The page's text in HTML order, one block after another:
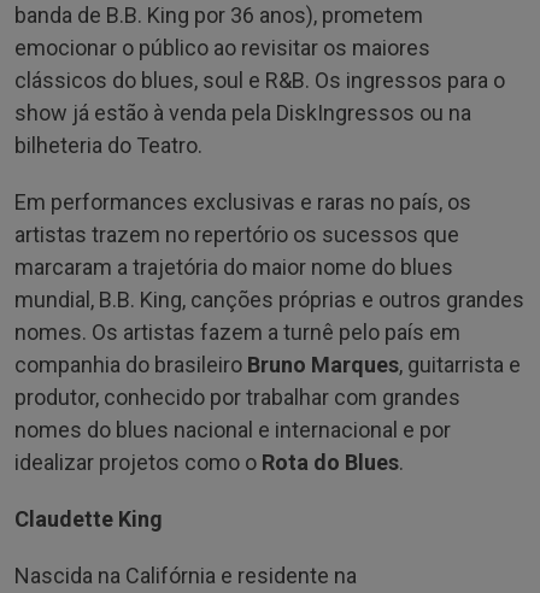
banda de B.B. King por 36 anos), prometem
emocionar o público ao revisitar os maiores
clássicos do blues, soul e R&B. Os ingressos para o
show já estão à venda pela DiskIngressos ou na
bilheteria do Teatro.
Em performances exclusivas e raras no país, os
artistas trazem no repertório os sucessos que
marcaram a trajetória do maior nome do blues
mundial, B.B. King, canções próprias e outros grandes
nomes. Os artistas fazem a turnê pelo país em
companhia do brasileiro Bruno Marques, guitarrista e
produtor, conhecido por trabalhar com grandes
nomes do blues nacional e internacional e por
idealizar projetos como o Rota do Blues.
Claudette King
Nascida na Califórnia e residente na